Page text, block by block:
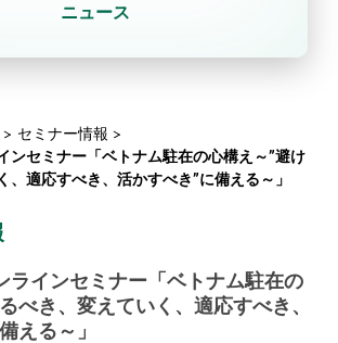
ニュース
セミナー情報
ンセミナー「ベトナム駐在の心構え～”避け
、適応すべき、活かすべき”に備える～」
ラインセミナー「ベトナム駐在の
べき、変えていく、適応すべき、
える～」